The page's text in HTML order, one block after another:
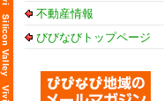
不動産情報
びびなびトップページ